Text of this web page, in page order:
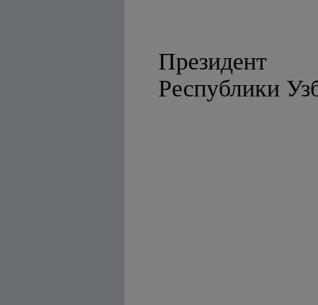
Президент